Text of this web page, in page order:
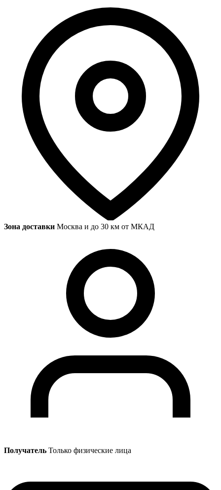
Зона доставки Москва и до 30 км от МКАД
Получатель Только физические лица